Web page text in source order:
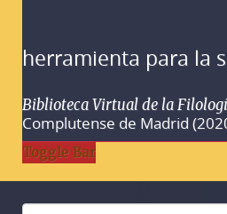
herramienta para la
Biblioteca Virtual de la
Complutense de Madrid
Toggle Bar